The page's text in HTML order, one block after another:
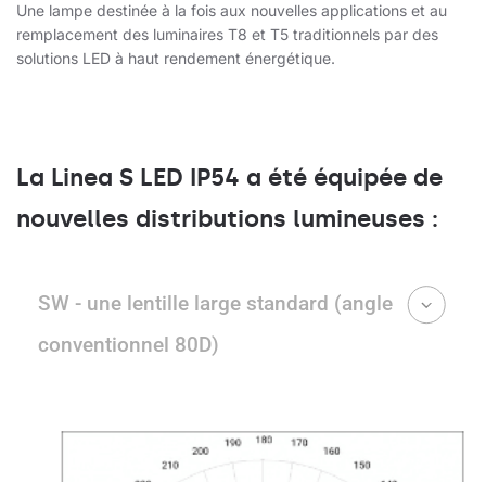
Une lampe destinée à la fois aux nouvelles applications et au
remplacement des luminaires T8 et T5 traditionnels par des
solutions LED à haut rendement énergétique.
La Linea S LED IP54 a été équipée de
nouvelles distributions lumineuses :
SW - une lentille large standard (angle
conventionnel 80D)